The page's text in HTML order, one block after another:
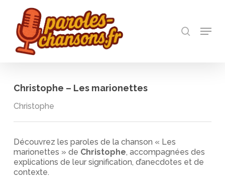
main
content
Menu
Christophe – Les marionettes
Christophe
Découvrez les paroles de la chanson « Les
marionettes » de Christophe, accompagnées des
explications de leur signification, d’anecdotes et de
contexte.
Close